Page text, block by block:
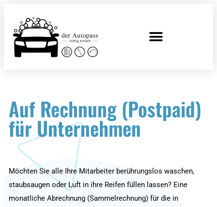
Auf Rechnung (Postpaid)
für Unternehmen
Möchten Sie alle Ihre Mitarbeiter berührungslos waschen,
staubsaugen oder Luft in ihre Reifen füllen lassen? Eine
monatliche Abrechnung (Sammelrechnung) für die in